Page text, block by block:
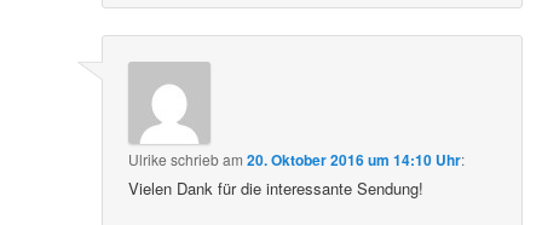
Ulrike schriebam20. Oktober 2016 um 14:10 Uhr:
Vielen Dank für die interessante Sendung!